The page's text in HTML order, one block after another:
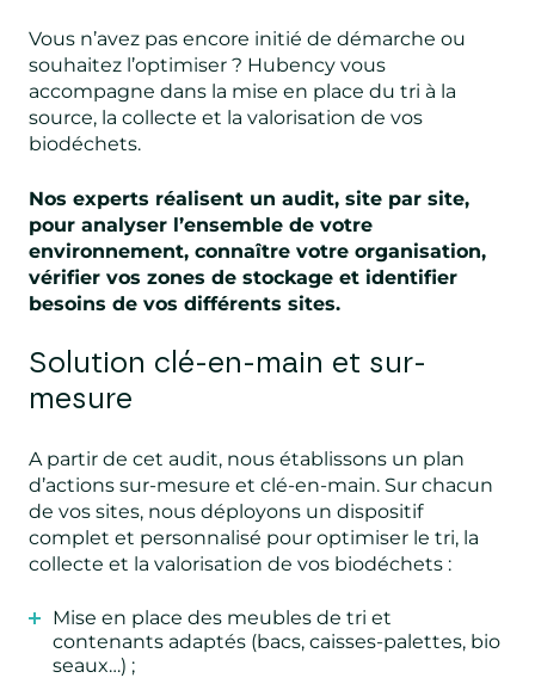
Vous n’avez pas encore initié de démarche ou
souhaitez l’optimiser ? Hubency vous
accompagne dans la mise en place du tri à la
source, la collecte et la valorisation de vos
biodéchets.
Nos experts réalisent un audit, site par site,
pour analyser l’ensemble de votre
environnement, connaître votre organisation,
vérifier vos zones de stockage et identifier
besoins de vos différents sites.
Solution clé-en-main et sur-
mesure
A partir de cet audit, nous établissons un plan
d’actions sur-mesure et clé-en-main. Sur chacun
de vos sites, nous déployons un dispositif
complet et personnalisé pour optimiser le tri, la
collecte et la valorisation de vos biodéchets :
Mise en place des meubles de tri et
contenants adaptés (bacs, caisses-palettes, bio
seaux…) ;